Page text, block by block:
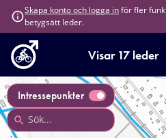
Skapa konto och logga inför fler
betygsätt leder.
Visar 17 leder
Intressepunkter